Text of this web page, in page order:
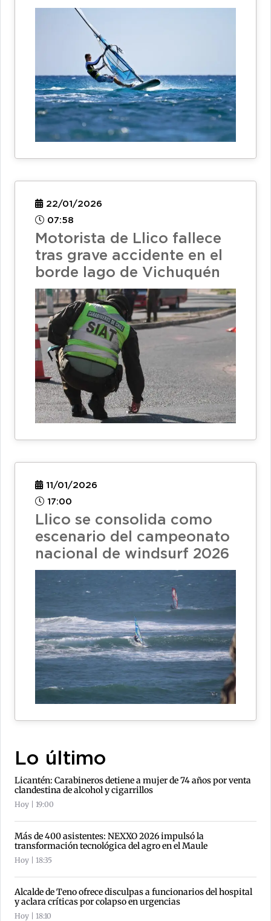
22/01/2026
07:58
Motorista de Llico fallece
tras grave accidente en el
borde lago de Vichuquén
11/01/2026
17:00
Llico se consolida como
escenario del campeonato
nacional de windsurf 2026
Lo último
Licantén: Carabineros detiene a mujer de 74 años por venta
clandestina de alcohol y cigarrillos
Hoy | 19:00
Más de 400 asistentes: NEXXO 2026 impulsó la
transformación tecnológica del agro en el Maule
Hoy | 18:35
Alcalde de Teno ofrece disculpas a funcionarios del hospital
y aclara críticas por colapso en urgencias
Hoy | 18:10